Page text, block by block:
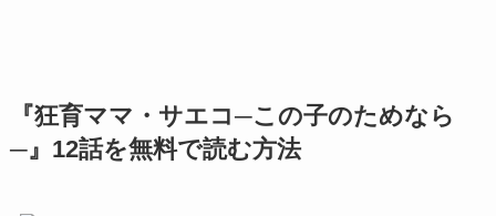
『狂育ママ・サエコ─この子のためなら
─』12話を無料で読む方法